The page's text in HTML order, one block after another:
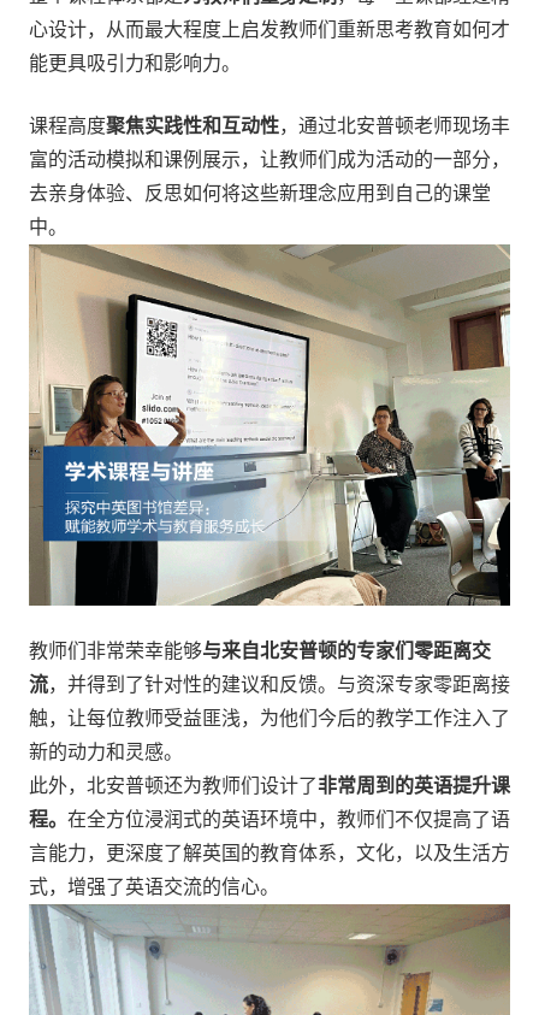
心设计，从而最大程度上启发教师们重新思考教育如何才
能更具吸引力和影响力。
课程高度聚焦实践性和互动性，通过北安普顿老师现场丰
富的活动模拟和课例展示，让教师们成为活动的一部分，
去亲身体验、反思如何将这些新理念应用到自己的课堂
中。
教师们非常荣幸能够与来自北安普顿的专家们零距离交
流，并得到了针对性的建议和反馈。与资深专家零距离接
触，让每位教师受益匪浅，为他们今后的教学工作注入了
新的动力和灵感。
此外，北安普顿还为教师们设计了非常周到的英语提升课
程。 在全方位浸润式的英语环境中，教师们不仅提高了语
言能力，更深度了解英国的教育体系，文化，以及生活方
式，增强了英语交流的信心。